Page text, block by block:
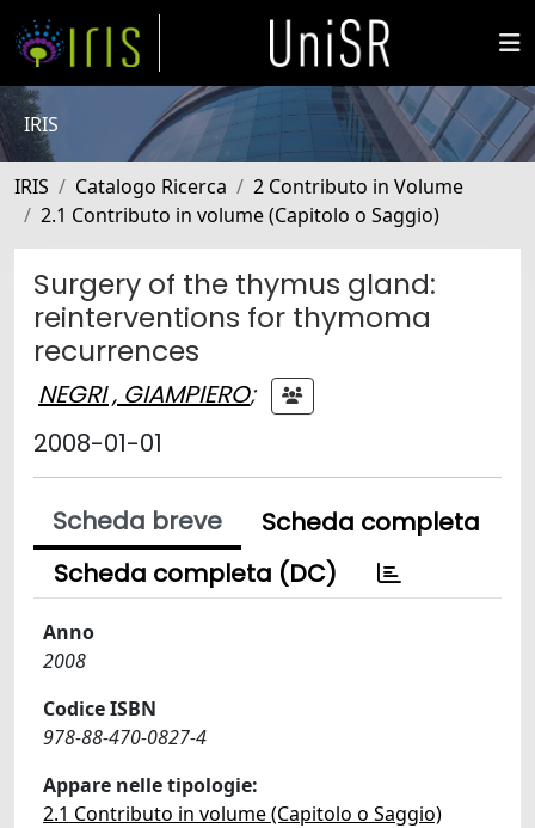
IRIS
IRIS Catalogo Ricerca
2 Contributo in Volume
2.1 Contributo in volume (Capitolo o Saggio)
Surgery of the thymus gland:
reinterventions for thymoma
recurrences
NEGRI , GIAMPIERO;
2008-01-01
Scheda breve
Scheda completa
Scheda completa (DC)
Anno
2008
Codice ISBN
978-88-470-0827-4
Appare nelle tipologie:
2.1 Contributo in volume (Capitolo o Saggio)